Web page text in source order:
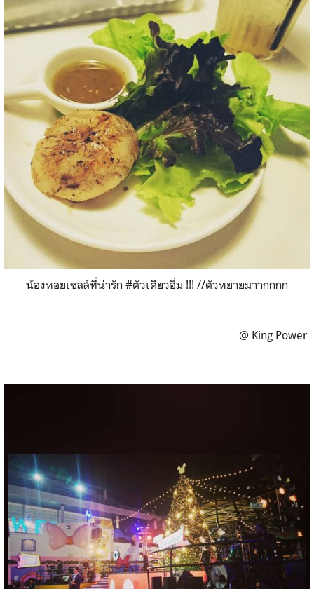
น้องหอยเชลล์ที่น่ารัก #ตัวเดียวอิ่ม !!! //ตัวหย่ายมาากกกก
@ King Power